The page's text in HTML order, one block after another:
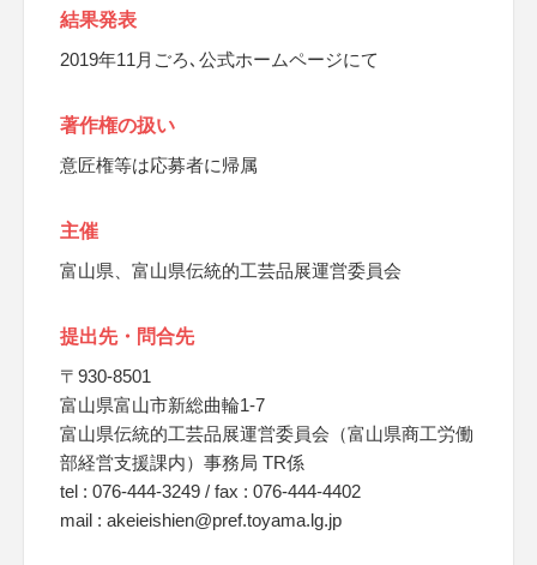
結果発表
2019年11月ごろ､公式ホームページにて
著作権の扱い
意匠権等は応募者に帰属
主催
富山県、富山県伝統的工芸品展運営委員会
提出先・問合先
〒930-8501
富山県富山市新総曲輪1-7
富山県伝統的工芸品展運営委員会（富山県商工労働
部経営支援課内）事務局 TR係
tel : 076-444-3249 / fax : 076-444-4402
mail : akeieishien@pref.toyama.lg.jp